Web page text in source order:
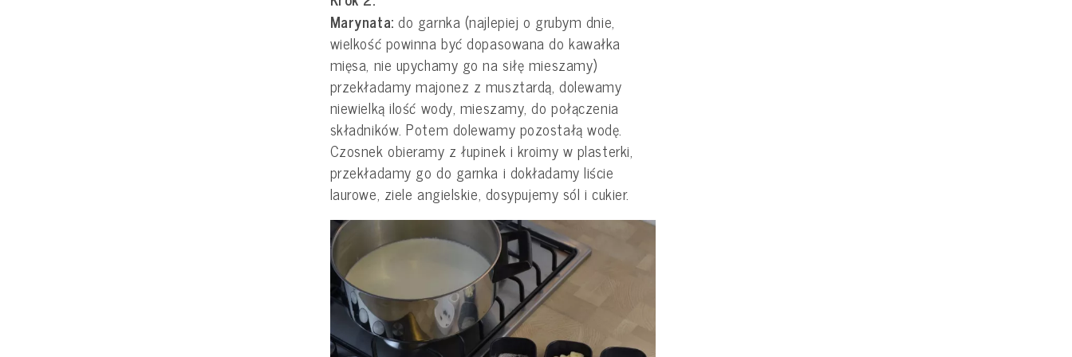
Marynata: do garnka (najlepiej o grubym dnie,
wielkość powinna być dopasowana do kawałka
mięsa, nie upychamy go na siłę mieszamy)
przekładamy majonez z musztardą, dolewamy
niewielką ilość wody, mieszamy, do połączenia
składników. Potem dolewamy pozostałą wodę.
Czosnek obieramy z łupinek i kroimy w plasterki,
przekładamy go do garnka i dokładamy liście
laurowe, ziele angielskie, dosypujemy sól i cukier.